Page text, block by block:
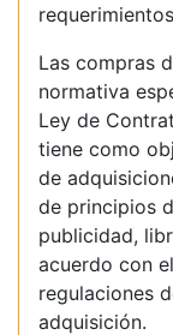
Las compras
normativa
Ley de
tiene como
de
de principios
publicidad,
acuerdo con
regulaciones
adquisición.